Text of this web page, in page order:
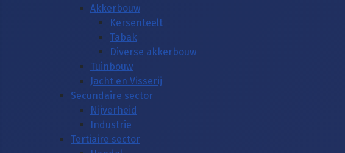
Akkerbouw
Kersenteelt
Tabak
Diverse akkerbouw
Tuinbouw
Jacht en Visserij
Secundaire sector
Nijverheid
Industrie
Tertiaire sector